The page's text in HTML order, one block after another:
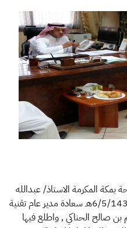
القيمة المضافة
المكرمة الاستاذ/ عبدالله
حوتان النفيعي يوم الاثنين الموافق 6/5/1437هـ سعادة مدير عام تقنية
بن صالح الحناكي , واطلع فيها